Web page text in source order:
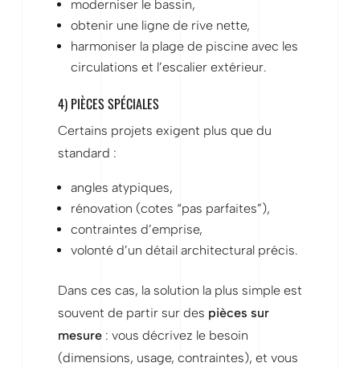
moderniser le bassin,
obtenir une ligne de rive nette,
harmoniser la plage de piscine avec les
circulations et l’escalier extérieur.
4) PIÈCES SPÉCIALES
Certains projets exigent plus que du
standard :
angles atypiques,
rénovation (cotes “pas parfaites”),
contraintes d’emprise,
volonté d’un détail architectural précis.
Dans ces cas, la solution la plus simple est
souvent de partir sur des pièces sur
mesure: vous décrivez le besoin
(dimensions, usage, contraintes), et vous